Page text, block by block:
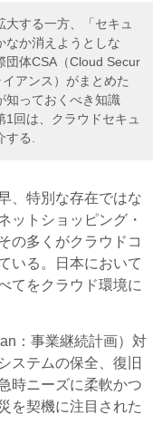
大する一方、「セキュ
なか消えようとしな
団体CSA（Cloud Secur
アンス）がまとめた
知っておくべき知識
1回は、クラウドセキュ
する.
、特別な存在ではな
ットショッピング・
の多くがクラウドコ
いる。日本において
てをクラウド環境に
：事業継続計画）対
ステムの保全、復旧
時ニーズに柔軟かつ
を契機に注目された